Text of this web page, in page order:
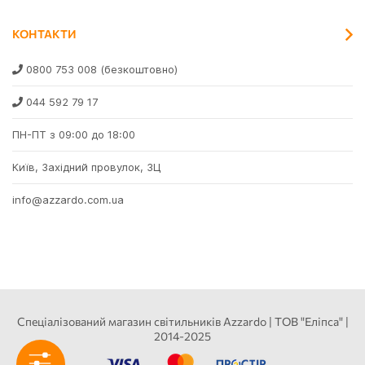
КОНТАКТИ
0800 753 008 (безкоштовно)
044 592 79 17
ПН-ПТ з 09:00 до 18:00
Київ, Західний провулок, 3Ц
info@azzardo.com.ua
Спеціалізований магазин світильників Azzardo | ТОВ "Еліпса" |
2014-2025